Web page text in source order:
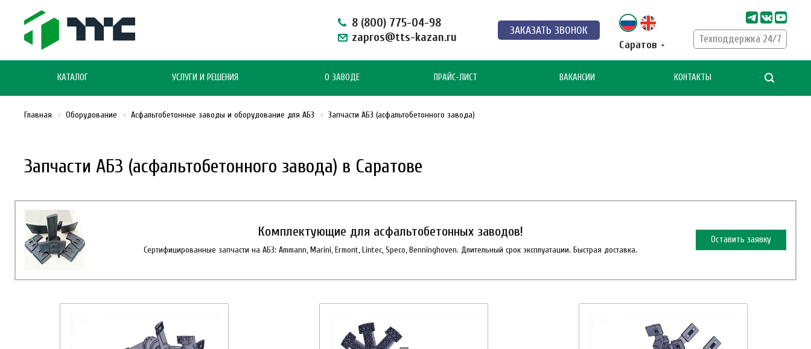
8 (800) 775-04-98
zapros@tts-kazan.ru
ЗАКАЗАТЬ ЗВОНОК
Саратов
Техподдержка 24/7
КАТАЛОГ УСЛУГИ И РЕШЕНИЯ О ЗАВОДЕ ПРАЙС-ЛИСТ ВАКАНСИИ КОНТАКТЫ
Запчасти АБЗ (асфальтобетонного завода) в Саратове
Главная Оборудование Асфальтобетонные заводы и оборудование для АБЗ Запчасти АБЗ (асфальтобетонного завода)
Комплектующие для асфальтобетонных заводов!
Сертифицированные запчасти на АБЗ: Ammann, Marini, Ermont, Lintec, Speco, Benninghoven. Длительный срок эксплуатации. Быстрая доставка.
Оставить заявку